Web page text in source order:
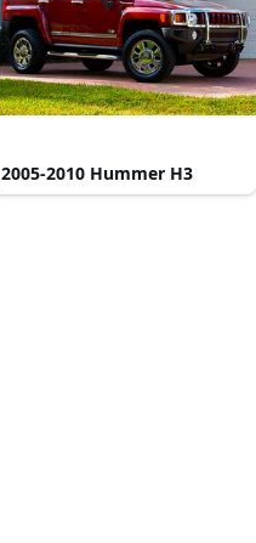
2005-2010 Hummer H3